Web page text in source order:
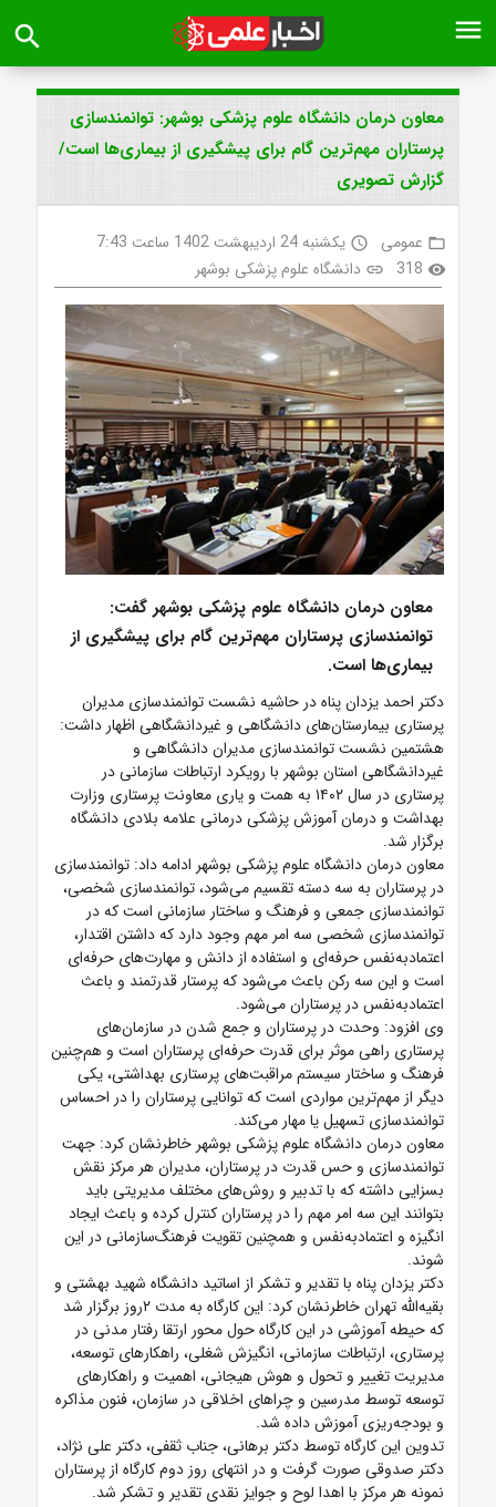
menu
search
معاون درمان دانشگاه علوم پزشکی بوشهر: توانمندسازی
پرستاران مهم‌ترین گام برای پیشگیری از بیماری‌ها است/
گزارش تصویری
folder_open عمومی access_time یکشنبه 24 اردیبهشت 1402 ساعت 7:43
visibility
318
link دانشگاه علوم پزشکی بوشهر
معاون درمان دانشگاه علوم پزشکی بوشهر گفت:
توانمندسازی پرستاران مهم‌ترین گام برای پیشگیری از
بیماری‌ها است.
دکتر احمد یزدان پناه در حاشیه نشست توانمندسازی مدیران
پرستاری بیمارستان‌های دانشگاهی و غیردانشگاهی اظهار داشت:
هشتمین نشست توانمندسازی مدیران دانشگاهی و
غیردانشگاهی استان بوشهر با رویکرد ارتباطات سازمانی در
پرستاری در سال ۱۴۰۲ به همت و یاری معاونت پرستاری وزارت
بهداشت و درمان آموزش پزشکی درمانی علامه بلادی دانشگاه
برگزار شد.
معاون درمان دانشگاه علوم پزشکی بوشهر ادامه داد: توانمندسازی
در پرستاران به سه دسته تقسیم می‌شود، توانمندسازی شخصی،
توانمندسازی جمعی و فرهنگ و ساختار سازمانی است که در
توانمندسازی شخصی سه امر مهم وجود دارد که داشتن اقتدار،
اعتمادبه‌نفس حرفه‌ای و استفاده از دانش و مهارت‌های حرفه‌ای
است و این سه رکن باعث می‌شود که پرستار قدرتمند و باعث
اعتمادبه‌نفس در پرستاران می‌شود.
وی افزود: وحدت در پرستاران و جمع شدن در سازمان‌های
پرستاری راهی موثر برای قدرت حرفه‌ای پرستاران است و هم‌چنین
فرهنگ و ساختار سیستم مراقبت‌های پرستاری بهداشتی، یکی
دیگر از مهم‌ترین مواردی است که توانایی پرستاران را در احساس
توانمندسازی تسهیل یا مهار می‌کند.
معاون درمان دانشگاه علوم پزشکی بوشهر خاطرنشان کرد: جهت
توانمندسازی و حس قدرت در پرستاران، مدیران هر مرکز نقش
بسزایی داشته که با تدبیر و روش‌های مختلف مدیریتی باید
بتوانند این سه امر مهم را در پرستاران کنترل کرده و باعث ایجاد
انگیزه و اعتمادبه‌نفس و همچنین تقویت فرهنگ‌سازمانی در این
شوند.
دکتر یزدان پناه با تقدیر و تشکر از اساتید دانشگاه شهید بهشتی و
بقیه‌الله تهران خاطرنشان کرد: این کارگاه به مدت ۲روز برگزار شد
که حیطه آموزشی در این کارگاه حول محور ارتقا رفتار مدنی در
پرستاری، ارتباطات سازمانی، انگیزش شغلی، راهکارهای توسعه،
مدیریت تغییر و تحول و هوش هیجانی، اهمیت و راهکارهای
توسعه توسط مدرسین و چراهای اخلاقی در سازمان، فنون مذاکره
و بودجه‌ریزی آموزش داده شد.
تدوین این کارگاه توسط دکتر برهانی، جناب ثقفی، دکتر علی نژاد،
دکتر صدوقی صورت گرفت و در انتهای روز دوم کارگاه از پرستاران
نمونه هر مرکز با اهدا لوح و جوایز نقدی تقدیر و تشکر شد.